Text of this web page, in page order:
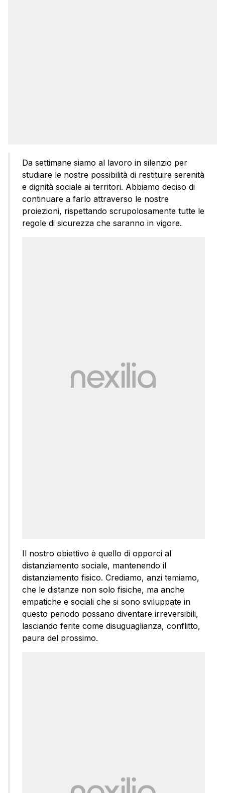
Da settimane siamo al lavoro in silenzio per
studiare le nostre possibilità di restituire serenità
e dignità sociale ai territori. Abbiamo deciso di
continuare a farlo attraverso le nostre
proiezioni, rispettando scrupolosamente tutte le
regole di sicurezza che saranno in vigore.
Il nostro obiettivo è quello di opporci al
distanziamento sociale, mantenendo il
distanziamento fisico. Crediamo, anzi temiamo,
che le distanze non solo fisiche, ma anche
empatiche e sociali che si sono sviluppate in
questo periodo possano diventare irreversibili,
lasciando ferite come disuguaglianza, conflitto,
paura del prossimo.